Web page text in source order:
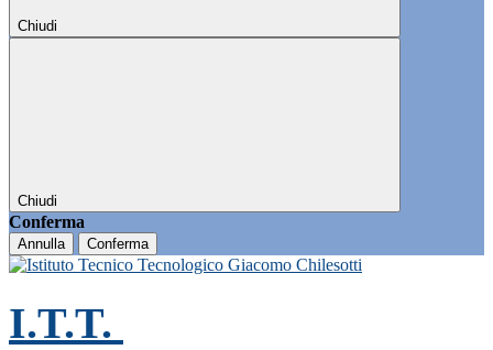
Chiudi
Chiudi
Conferma
Annulla Conferma
I.T.T.